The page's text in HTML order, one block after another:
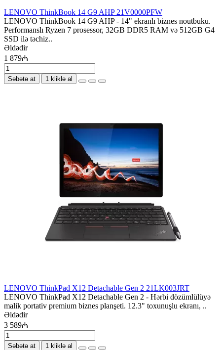
LENOVO ThinkBook 14 G9 AHP 21V0000PFW
LENOVO ThinkBook 14 G9 AHP - 14" ekranlı biznes noutbuku.
Performanslı Ryzen 7 prosessor, 32GB DDR5 RAM və 512GB G4
SSD ilə təchiz..
Əldədir
1 879₼
Səbətə at 1 kliklə al
LENOVO ThinkPad X12 Detachable Gen 2 21LK003JRT
LENOVO ThinkPad X12 Detachable Gen 2 - Hərbi dözümlülüyə
malik portativ premium biznes planşeti. 12.3" toxunuşlu ekranı, ..
Əldədir
3 589₼
Səbətə at 1 kliklə al